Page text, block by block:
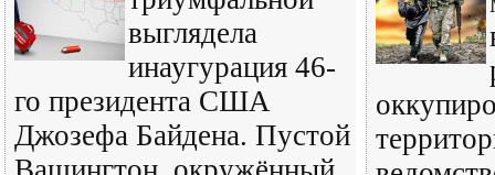
выглядела
инаугурация 46-
го президента США
Джозефа Байдена. Пустой